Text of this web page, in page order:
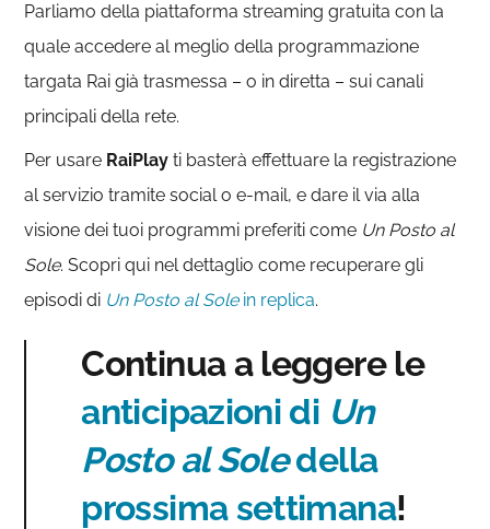
Parliamo della piattaforma streaming gratuita con la
quale accedere al meglio della programmazione
targata Rai già trasmessa – o in diretta – sui canali
principali della rete.
Per usare RaiPlay ti basterà effettuare la registrazione
al servizio tramite social o e-mail, e dare il via alla
visione dei tuoi programmi preferiti come Un Posto al
Sole. Scopri qui nel dettaglio come recuperare gli
episodi di Un Posto al Sole in replica.
Continua a leggere le
anticipazioni di Un
Posto al Soledella
prossima settimana!